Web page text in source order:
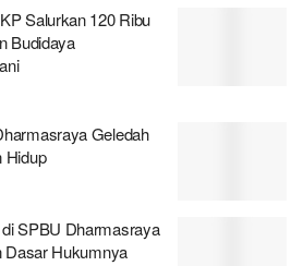
Salurkan 120 Ribu
Budidaya
Geledah
Hidup
SPBU Dharmasraya
Dasar Hukumnya